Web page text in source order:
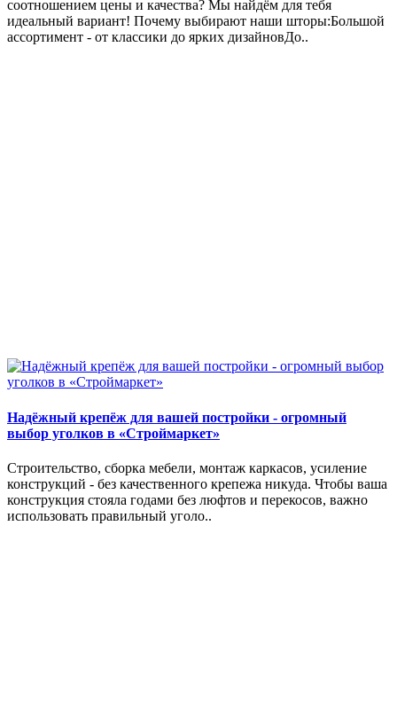
соотношением цены и качества? Мы найдём для тебя
идеальный вариант! Почему выбирают наши шторы:Большой
ассортимент - от классики до ярких дизайновДо..
Надёжный крепёж для вашей постройки - огромный
выбор уголков в «Строймаркет»
Строительство, сборка мебели, монтаж каркасов, усиление
конструкций - без качественного крепежа никуда. Чтобы ваша
конструкция стояла годами без люфтов и перекосов, важно
использовать правильный уголо..